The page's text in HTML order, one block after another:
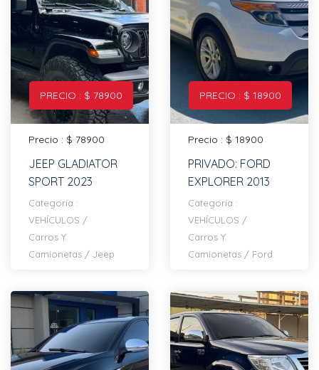
PRECIO : $ 78900
Precio : $ 78900
JEEP GLADIATOR
SPORT 2023
Categoría :
VEHÍCULOS /
Carros Y
Camionetas / Jeep
PRECIO : $ 18900
Precio : $ 18900
PRIVADO: FORD
EXPLORER 2013
Categoría :
VEHÍCULOS /
Carros Y
Camionetas / Ford